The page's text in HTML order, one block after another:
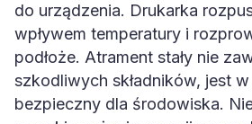
do urządzenia. Drukarka
wpływem temperatury i
podłoże. Atrament stały nie
szkodliwych składników, jest w
bezpieczny dla środowiska.